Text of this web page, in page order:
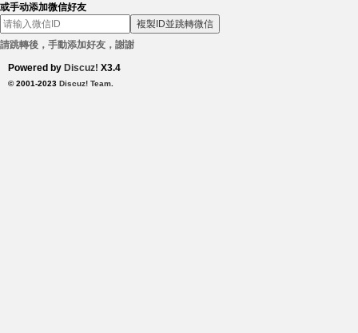
或手动添加微信好友
複製ID並跳轉微信
請跳轉後，手動添加好友，謝謝
Powered by Discuz! X3.4
© 2001-2023 Discuz! Team.